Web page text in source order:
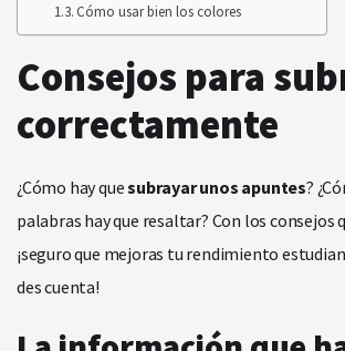
Cómo usar bien los colores
Consejos para
correctamente
¿Cómo hay quesubrayar unos apuntes?
palabras hay que resaltar? Con los consejos
¡seguro que mejoras tu rendimiento
des cuenta!